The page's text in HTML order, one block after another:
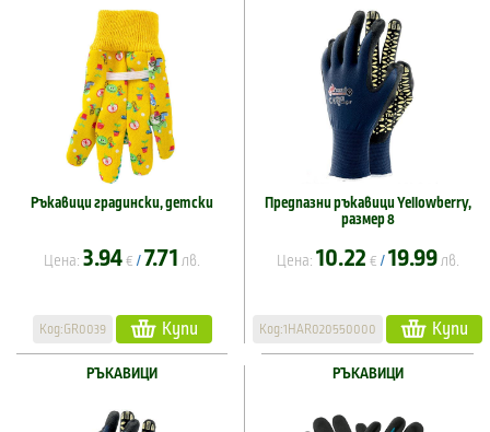
Ръкавици градински, детски
Цена: 3.94 € / 7.71 лв.
Код:GR0039 Купи
Предпазни ръкавици Yellowberry,
размер 8
Цена: 10.22 € / 19.99 лв.
Код:1HAR020550000 Купи
РЪКАВИЦИ РЪКАВИЦИ